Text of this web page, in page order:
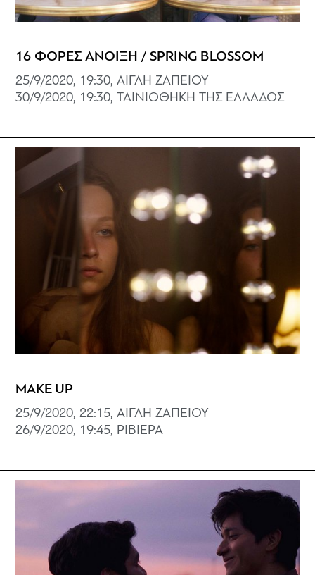
16 ΦΟΡΕΣ ΑΝΟΙΞΗ / SPRING BLOSSOM
25/9/2020, 19:30, ΑΙΓΛΗ ΖΑΠΕΙΟΥ
30/9/2020, 19:30, ΤΑΙΝΙΟΘΗΚΗ ΤΗΣ ΕΛΛΑΔΟΣ
MAKE UP
25/9/2020, 22:15, ΑΙΓΛΗ ΖΑΠΕΙΟΥ
26/9/2020, 19:45, ΡΙΒΙΕΡΑ